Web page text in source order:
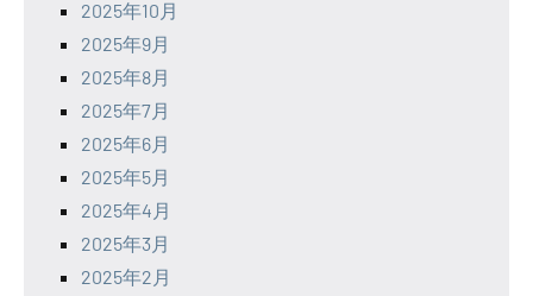
2025年10月
2025年9月
2025年8月
2025年7月
2025年6月
2025年5月
2025年4月
2025年3月
2025年2月